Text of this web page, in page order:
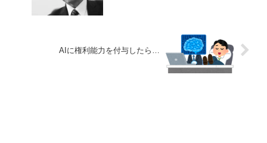
AIに権利能力を付与したら…